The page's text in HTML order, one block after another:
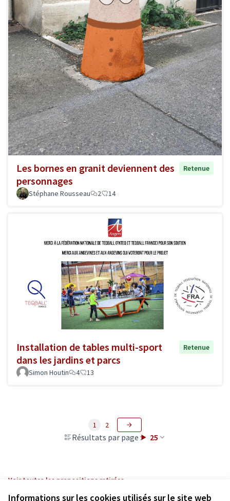
Informations sur les cookies utilisés sur le site web
Les bornes en granit deviennent des
personnages
Retenue
Stéphane Rousseau 2 14
Installation de tables multi-sport
dans les jardins et parcs
Retenue
Simon Houtin 4 13
Résultats par page : 25
1 2
Voir toutes les propositions retirées